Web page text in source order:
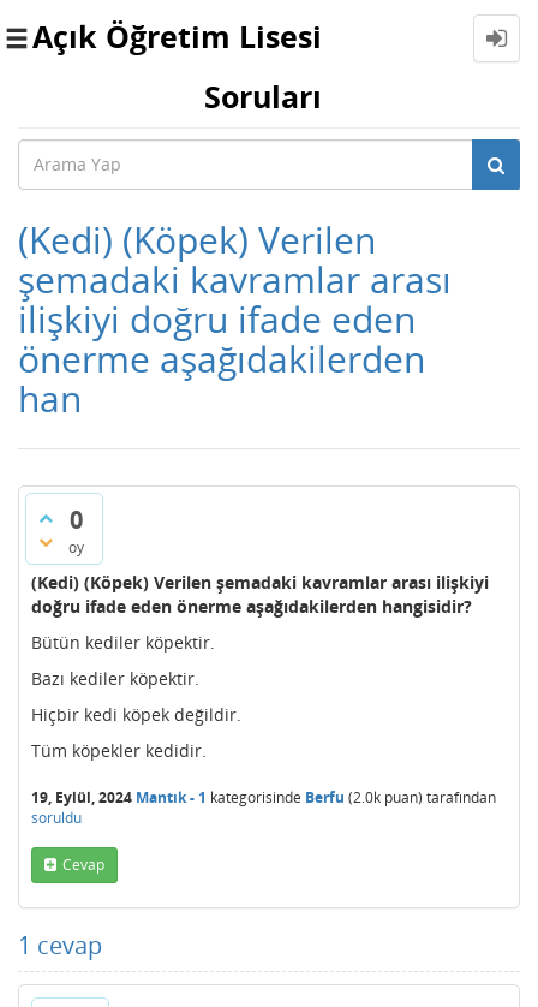
Toggle
Açık Öğretim Lisesi
Soruları
(Kedi) (Köpek) Verilen
şemadaki kavramlar arası
ilişkiyi doğru ifade eden
önerme aşağıdakilerden
han
0
oy
(Kedi) (Köpek) Verilen şemadaki kavramlar arası ilişkiyi
doğru ifade eden önerme aşağıdakilerden hangisidir?
Bütün kediler köpektir.
Bazı kediler köpektir.
Hiçbir kedi köpek değildir.
Tüm köpekler kedidir.
19, Eylül, 2024 Mantık - 1 kategorisinde Berfu (2.0k puan) tarafından
soruldu
Cevap
1 cevap